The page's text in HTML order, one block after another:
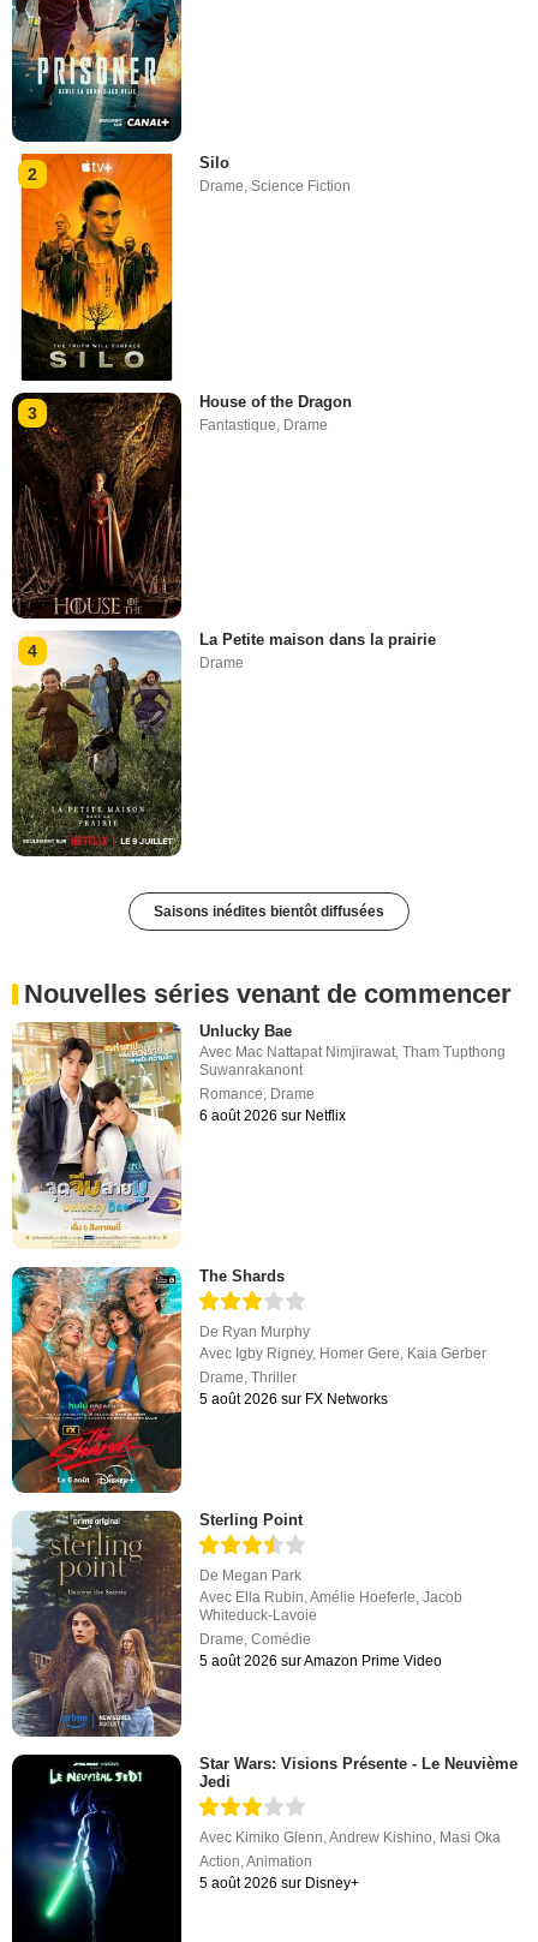
2
Silo
Drame,Science Fiction
3
House of the Dragon
Fantastique Drame
4
La Petite maison dans la prairie
Drame
Saisons inédites bientôt diffusées
Nouvelles séries venant de commencer
Unlucky Bae
Avec Mac Nattapat Nimjirawat,Tham Tupthong
Suwanrakanont
Romance, Drame
6 août 2026 sur Netflix
The Shards
De Ryan Murphy
Avec Igby Rigney, Homer Gere Kaia Gerber
Drame ,Thriller
5 août 2026 sur FX Networks
Sterling Point
De Megan Park
Avec Ella Rubin,Amélie Hoeferle,Jacob
Whiteduck-Lavoie
Drame,Comédie
5 août 2026 sur Amazon Prime Video
Star Wars: Visions Présente - Le Neuvième
Jedi
Avec Kimiko Glenn,Andrew Kishino, Masi Oka
Action,Animation
5 août 2026 sur Disney+